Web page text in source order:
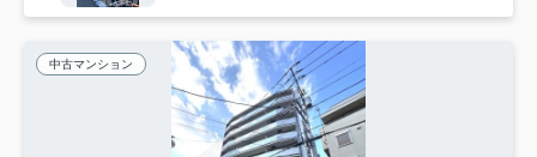
中古マンション